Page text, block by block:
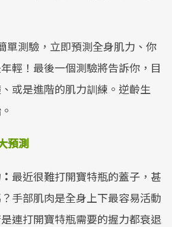
單測驗，立即預測全身肌力、你
輕！最後一個測驗將告訴你，目
或是進階的肌力訓練。逆齡生
預測
最近很難打開寶特瓶的蓋子，甚
手部肌肉是全身上下最容易活動
連打開寶特瓶需要的握力都衰退